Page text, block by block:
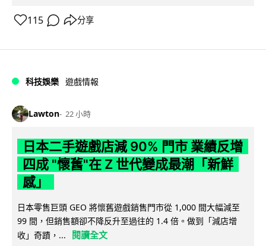
115 分享
科技娛樂 遊戲情報
Lawton 22 小時
日本二手遊戲店減 90% 門市 業績反增
四成 "懷舊"在 Z 世代變成最潮「新鮮
感」
日本零售巨頭 GEO 將懷舊遊戲銷售門市從 1,000 間大幅減至
99 間，但銷售額卻不降反升至過往的 1.4 倍。做到「減店增
收」奇蹟，...
閱讀全文